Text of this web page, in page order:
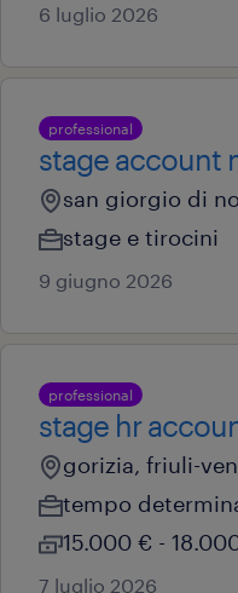
6 luglio 2026
professional
stage account
san giorgio di
stage e tirocini
9 giugno 2026
professional
stage hr
gorizia, friuli-
tempo
15.000 € -
7 luglio 2026